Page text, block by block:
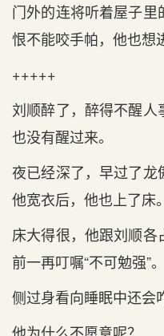
门外的连将听着屋子
恨不能咬手帕，他也想
+++++
刘顺醉了，醉得不醒
也没有醒过来。
夜已经深了，早过了
他宽衣后，他也上了床。
床大得很，他跟刘顺
前一再叮嘱“不可勉强”。
侧过身看向睡眠中还会